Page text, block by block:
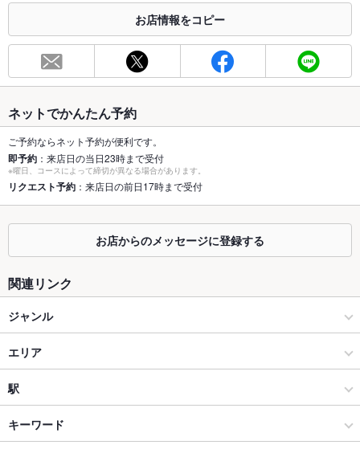
合わせください。
お席
容人数
個室 あり
座敷 なし
掘りごたつ あり
貸切 貸切不可
設備
Wi-Fi
バリアフリ
ー
お店情報をコピー
ネットでかんたん予約
ご予約ならネット予約が便利です。
即予約 ：来店日の当日23時まで受付
※曜日、コースによって締切が異なる場合があります。
リクエスト予約 ：来店日の前日17時まで受付
お店からのメッセージに登録する
関連リンク
ジャンル
居酒屋
和風
仙台市 × 居酒屋
エリア
仙台駅
仙台駅 × 居酒屋
駅
あおば通駅
キーワード